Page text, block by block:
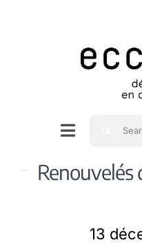
Navigation
bascule
Accueil
Renouvelés
13